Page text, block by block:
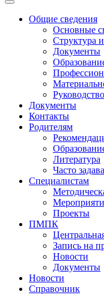
Toggle
navigationОбщие сведения
Основные
Структура
Документы
Документы
Контакты
Родителям
Литература
Часто
Специалистам
Проекты
ПМПК
Запись на
Новости
Документы
Новости
Справочник